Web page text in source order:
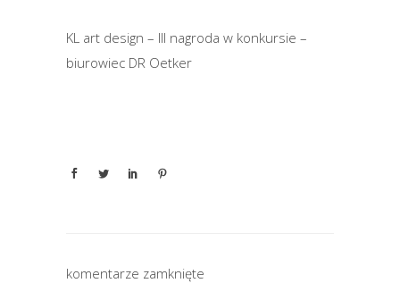
KL art design – III nagroda w konkursie –
biurowiec DR Oetker
komentarze zamknięte